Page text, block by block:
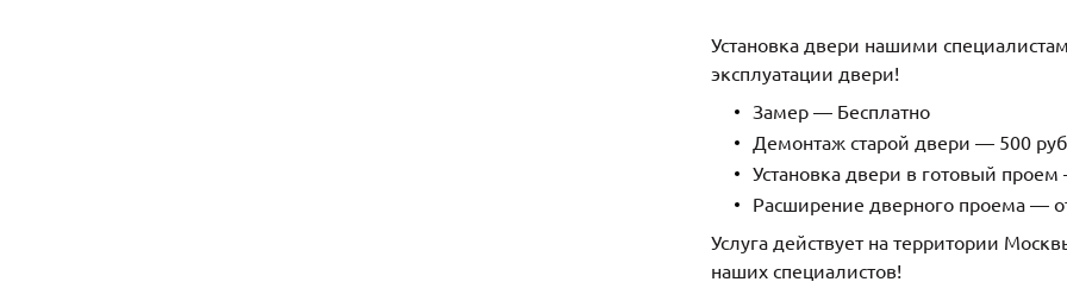
Установка двери нашими
эксплуатации двери!
Замер — Бесплатно
Демонтаж старой двери — 500
Установка двери в готовый
Расширение дверного проема —
Услуга действует на территории
наших специалистов!